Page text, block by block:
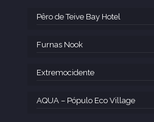
Pêro de Teive Bay Hotel
Furnas Nook
Extremocidente
AQUA – Pópulo Eco Village